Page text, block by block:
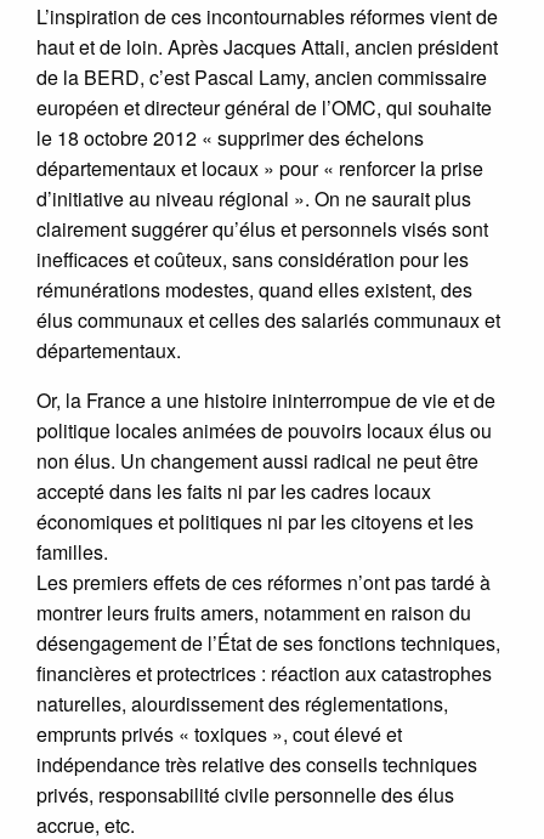
L’inspiration de ces incontournables réformes vient de
haut et de loin. Après Jacques Attali, ancien président
de la BERD, c’est Pascal Lamy, ancien commissaire
européen et directeur général de l’OMC, qui souhaite
le 18 octobre 2012 « supprimer des échelons
départementaux et locaux » pour « renforcer la prise
d’initiative au niveau régional ». On ne saurait plus
clairement suggérer qu’élus et personnels visés sont
inefficaces et coûteux, sans considération pour les
rémunérations modestes, quand elles existent, des
élus communaux et celles des salariés communaux et
départementaux.
Or, la France a une histoire ininterrompue de vie et de
politique locales animées de pouvoirs locaux élus ou
non élus. Un changement aussi radical ne peut être
accepté dans les faits ni par les cadres locaux
économiques et politiques ni par les citoyens et les
familles.
Les premiers effets de ces réformes n’ont pas tardé à
montrer leurs fruits amers, notamment en raison du
désengagement de l’État de ses fonctions techniques,
financières et protectrices : réaction aux catastrophes
naturelles, alourdissement des réglementations,
emprunts privés « toxiques », cout élevé et
indépendance très relative des conseils techniques
privés, responsabilité civile personnelle des élus
accrue, etc.